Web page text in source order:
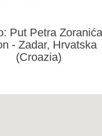
Put Petra
- Zadar, Hrvatska
(Croazia)